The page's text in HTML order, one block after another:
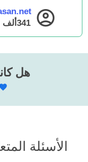
341ألف
هل
الأسئلة